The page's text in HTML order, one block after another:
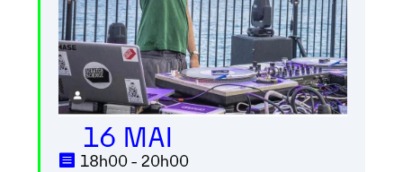
16 MAI
18h00 - 20h00